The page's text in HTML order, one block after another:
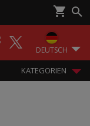
DEUTSCH
KATEGORIEN